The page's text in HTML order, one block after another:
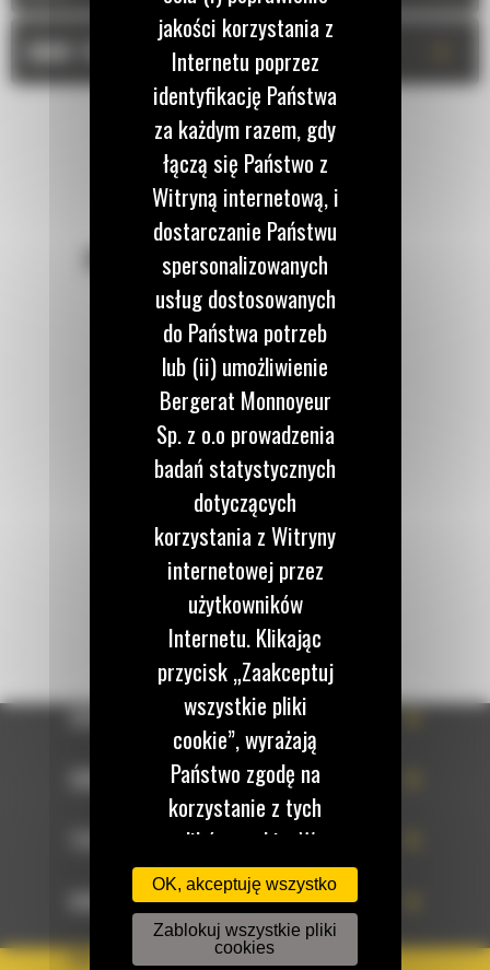
DANE TECHNICZNE
POZOSTAŃMY W KONTAKCIE
Zadzwoń do nas
122 100 122
Napisz do nas
WYŚLIJ WIADOMOŚĆ
OFERTA
DOWIEDZ SIĘ WIĘCEJ
KRAJ
jakości korzystania z
Internetu poprzez
identyfikację Państwa
za każdym razem, gdy
łączą się Państwo z
Witryną internetową, i
dostarczanie Państwu
spersonalizowanych
usług dostosowanych
do Państwa potrzeb
lub (ii) umożliwienie
Bergerat Monnoyeur
Sp. z o.o prowadzenia
badań statystycznych
dotyczących
korzystania z Witryny
internetowej przez
użytkowników
Internetu. Klikając
przycisk „Zaakceptuj
wszystkie pliki
cookie”, wyrażają
Państwo zgodę na
korzystanie z tych
plików cookie. W
każdej chwili mogą
Państwo zmienić
preferencje w naszej
OK, akceptuję wszystko
Zablokuj wszystkie pliki
cookies